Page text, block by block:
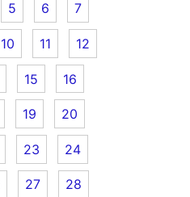
5 6 7
10 11 12
15 16
19 20
23 24
27 28